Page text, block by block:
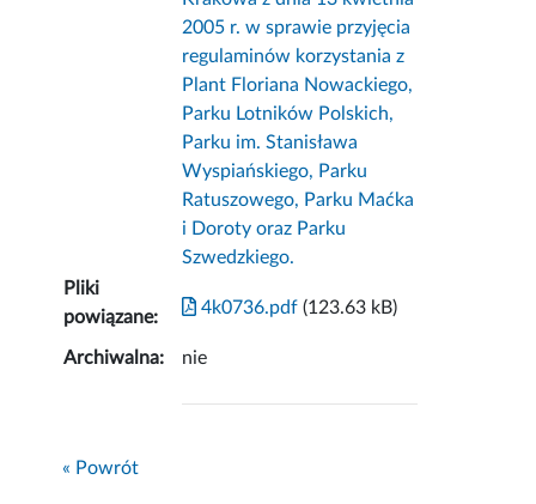
2005 r. w sprawie przyjęcia
regulaminów korzystania z
Plant Floriana Nowackiego,
Parku Lotników Polskich,
Parku im. Stanisława
Wyspiańskiego, Parku
Ratuszowego, Parku Maćka
i Doroty oraz Parku
Szwedzkiego.
Pliki
powiązane:
4k0736.pdf (123.63 kB)
Archiwalna: nie
« Powrót